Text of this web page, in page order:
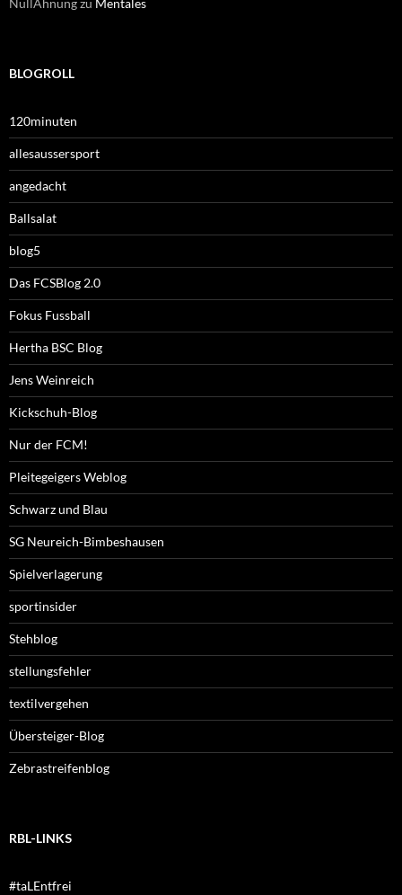
NullAhnungzu Mentales
BLOGROLL
120minuten
allesaussersport
angedacht
Ballsalat
blog5
Das FCSBlog 2.0
Fokus Fussball
Hertha BSC Blog
Jens Weinreich
Kickschuh-Blog
Nur der FCM!
Pleitegeigers Weblog
Schwarz und Blau
SG Neureich-Bimbeshausen
Spielverlagerung
sportinsider
Stehblog
stellungsfehler
textilvergehen
Übersteiger-Blog
Zebrastreifenblog
RBL-LINKS
#taLEntfrei